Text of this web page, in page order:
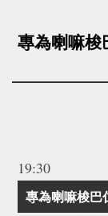
專為喇嘛梭
19:30
專為喇嘛梭巴